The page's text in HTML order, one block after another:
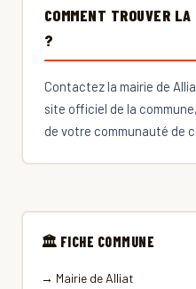
COMMENT TROUVER
?
Contactez la mairie de
site officiel de la
de votre communauté de
🏛 FICHE COMMUNE
→ Mairie de Alliat